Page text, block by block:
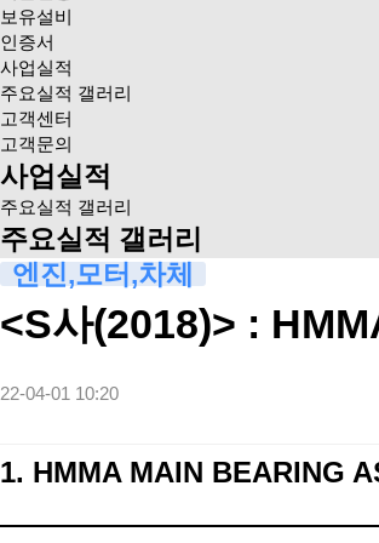
보유설비
인증서
사업실적
주요실적 갤러리
고객센터
고객문의
사업실적
주요실적 갤러리
주요실적 갤러리
엔진,모터,차체
<S사(2018)> :
22-04-01 10:20
1. HMMA MAIN BEARING